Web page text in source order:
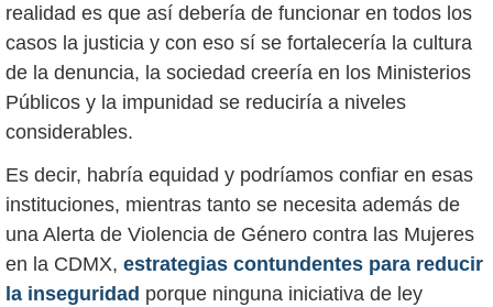
realidad es que así debería de funcionar en todos los
casos la justicia y con eso sí se fortalecería la cultura
de la denuncia, la sociedad creería en los Ministerios
Públicos y la impunidad se reduciría a niveles
considerables.
Es decir, habría equidad y podríamos confiar en esas
instituciones, mientras tanto se necesita además de
una Alerta de Violencia de Género contra las Mujeres
en la CDMX, estrategias contundentes para reducir
la inseguridad porque ninguna iniciativa de ley